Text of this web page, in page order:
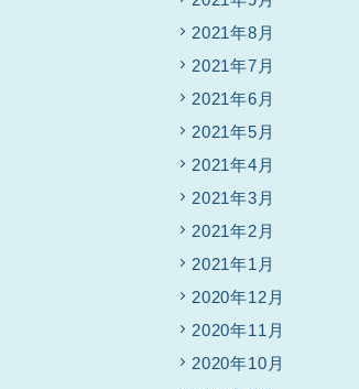
2021年8月
2021年7月
2021年6月
2021年5月
2021年4月
2021年3月
2021年2月
2021年1月
2020年12月
2020年11月
2020年10月